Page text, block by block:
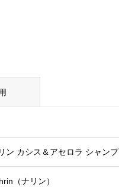
ン カシス＆アセロラ シャン
（ナリン）